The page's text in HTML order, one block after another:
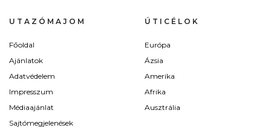
UTAZÓMAJOM
Főoldal
Ajánlatok
Adatvédelem
Impresszum
Médiaajánlat
Sajtómegjelenések
ÚTICÉLOK
Európa
Ázsia
Amerika
Afrika
Ausztrália